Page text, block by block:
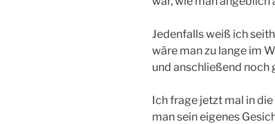
Jedenfalls weiß ich
wäre man zu lange im
und anschließend noch
Ich frage jetzt mal in
man sein eigenes